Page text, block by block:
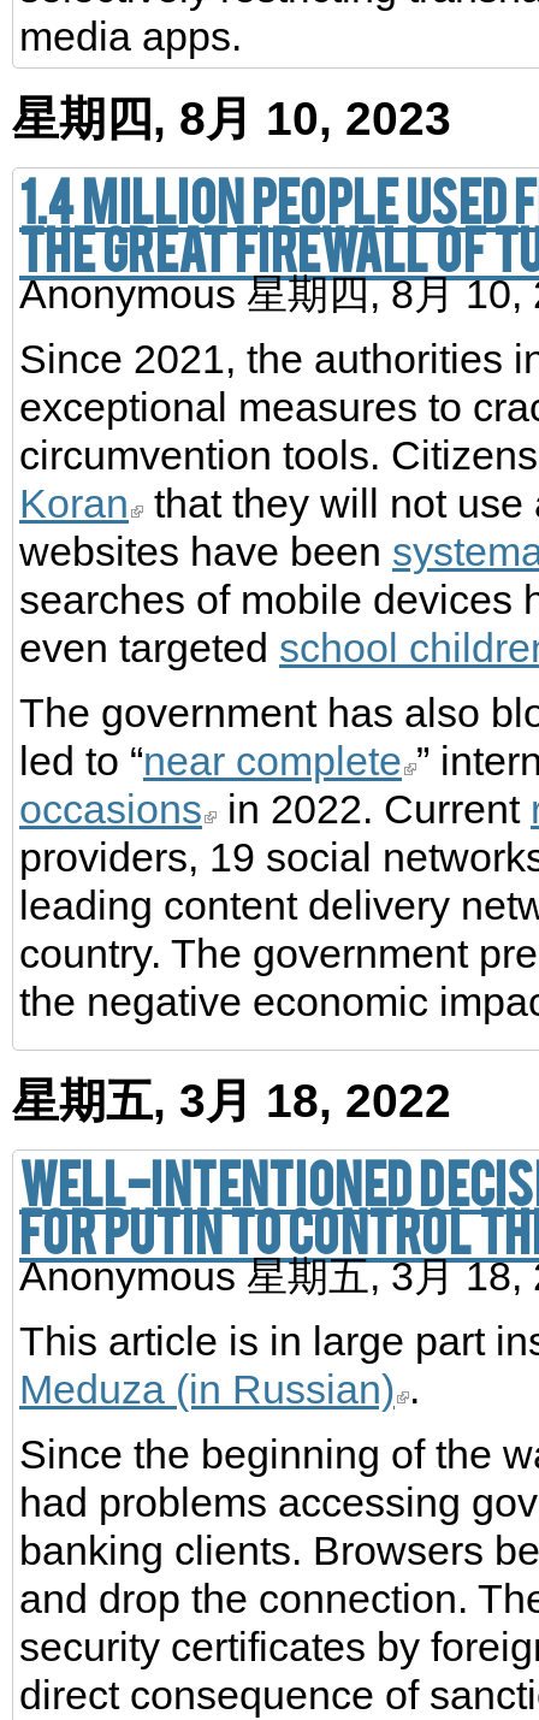
media apps.
星期四, 8月 10, 2023
1.4 million people
the Great Firewall of
Anonymous星期四, 8月 10,
Since 2021, the authorities
exceptional measures to
circumvention tools.
Koran
that they will not
websites have been
searches of mobile devices
even targeted school
The government has also
led to “near complete ”
occasions
in 2022. Current
providers, 19 social
leading content delivery
country. The government
the negative economic
星期五, 3月 18, 2022
Well-intentioned
for Putin to control
Anonymous星期五, 3月 18,
This article is in large part
Meduza (in Russian) .
Since the beginning of the
had problems accessing
banking clients. Browsers
and drop the connection.
security certificates by
direct consequence of